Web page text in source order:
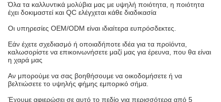
Όλα τα καλλυντικά μολύβια μας με υψηλή ποιότητα, η ποιότητα
έχει δοκιμαστεί και QC ελέγχεται κάθε διαδικασία
Οι υπηρεσίες OEM/ODM είναι ιδιαίτερα ευπρόσδεκτες.
Εάν έχετε σχεδιασμό ή οποιαδήποτε ιδέα για τα προϊόντα,
καλωσορίστε να επικοινωνήσετε μαζί μας για έρευνα, που θα είναι
η χαρά μας
Αν μπορούμε να σας βοηθήσουμε να οικοδομήσετε ή να
βελτιώσετε το υψηλής φήμης εμπορικό σήμα.
Έχουμε αφιερώσει σε αυτό το πεδίο για περισσότερα από 5